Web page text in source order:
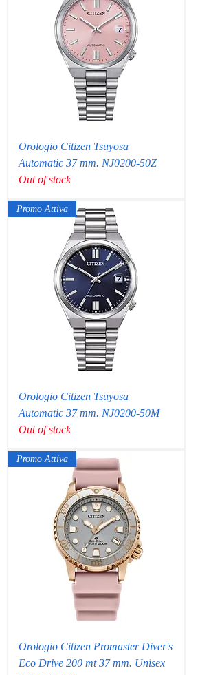
Orologio Citizen Tsuyosa
Automatic 37 mm. NJ0200-50Z
Out of stock
Promo Attiva
Orologio Citizen Tsuyosa
Automatic 37 mm. NJ0200-50M
Out of stock
Promo Attiva
Orologio Citizen Promaster Diver's
Eco Drive 200 mt 37 mm. Unisex